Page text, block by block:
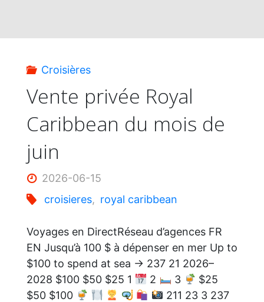
Croisières
Vente privée Royal
Caribbean du mois de
juin
2026-06-15
croisieres, royal caribbean
Voyages en DirectRéseau d’agences FR
EN Jusqu’à 100 $ à dépenser en mer Up to
$100 to spend at sea → 237 21 2026–
2028 $100 $50 $25 1
2 3
$25
$50 $100
211 23 3 237